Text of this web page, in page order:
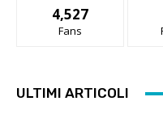
4,527
Fans
ULTIMI ARTICOLI